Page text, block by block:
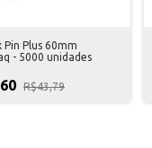
Pin Plus 60mm
- 5000 unidades
R$43,79